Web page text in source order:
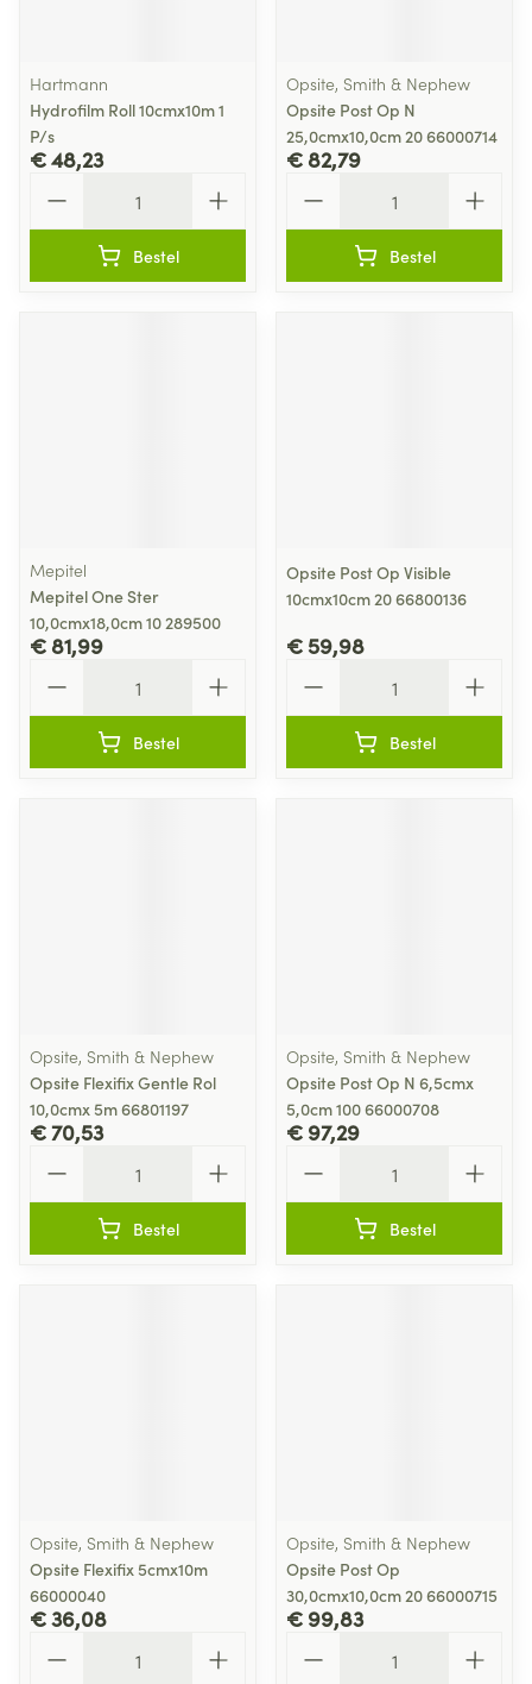
Hartmann
Hydrofilm Roll 10cmx10m 1
P/s
€ 48,23
Bestel
Opsite, Smith & Nephew
Opsite Post Op N
25,0cmx10,0cm 20 66000714
€ 82,79
Bestel
Mepitel
Mepitel One Ster
10,0cmx18,0cm 10 289500
€ 81,99
Bestel
Opsite Post Op Visible
10cmx10cm 20 66800136
€ 59,98
Bestel
Opsite, Smith & Nephew
Opsite Flexifix Gentle Rol
10,0cmx 5m 66801197
€ 70,53
Bestel
Opsite, Smith & Nephew
Opsite Post Op N 6,5cmx
5,0cm 100 66000708
€ 97,29
Bestel
Opsite, Smith & Nephew
Opsite Flexifix 5cmx10m
66000040
€ 36,08
Opsite, Smith & Nephew
Opsite Post Op
30,0cmx10,0cm 20 66000715
€ 99,83